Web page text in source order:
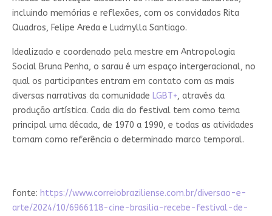
incluindo memórias e reflexões, com os convidados Rita
Quadros, Felipe Areda e Ludmylla Santiago.
Idealizado e coordenado pela mestre em Antropologia
Social Bruna Penha, o sarau é um espaço intergeracional, no
qual os participantes entram em contato com as mais
diversas narrativas da comunidade LGBT+, através da
produção artística. Cada dia do festival tem como tema
principal uma década, de 1970 a 1990, e todas as atividades
tomam como referência o determinado marco temporal.
fonte: https://www.correiobraziliense.com.br/diversao-e-
arte/2024/10/6966118-cine-brasilia-recebe-festival-de-